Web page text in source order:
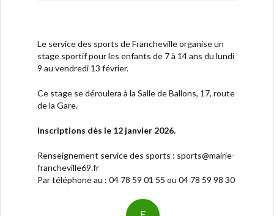
Le service des sports de Francheville organise un
stage sportif pour les enfants de 7 à 14 ans du lundi
9 au vendredi 13 février.
Ce stage se déroulera à la Salle de Ballons, 17, route
de la Gare.
Inscriptions dès le 12 janvier 2026.
Renseignement service des sports : sports@mairie-
francheville69.fr
Par téléphone au : 04 78 59 01 55 ou 04 78 59 98 30
F